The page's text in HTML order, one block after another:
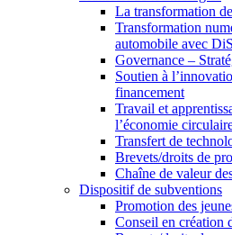
La transformation
Transformation
automobile avec
Governance –
Soutien à
financement
Travail et
l’économie
Transfert de
Brevets/droits de
Chaîne de valeur
Dispositif de subventions
Promotion des
Conseil en création